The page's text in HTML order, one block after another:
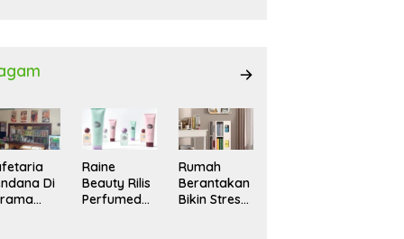
Di
Raine
Beauty Rilis
Perfumed
Rumah
Berantakan
Bikin Stres?